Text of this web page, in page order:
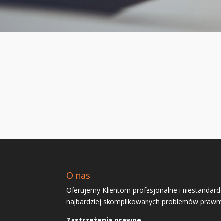
O nas
Oferujemy Klientom profesjonalne i
najbardziej skomplikowanych problemów